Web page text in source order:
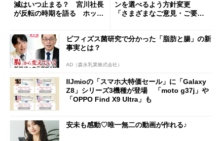
減はいつ止まる？ 宮川社長
が反転の時期を語る ホッピ
ンを選べるよう方針変更
「さまざまなご意見・ご要望
ビフィズス菌研究で分かった「脂肪と腸」の新
事実とは？
AD（森永乳業株式会社）
IIJmioの「スマホ大特価セール」に「Galaxy
Z8」シリーズ3機種が登場 「moto g37j」や
「OPPO Find X9 Ultra」も
安未も感動♡唯一無二の動画が作れる♪